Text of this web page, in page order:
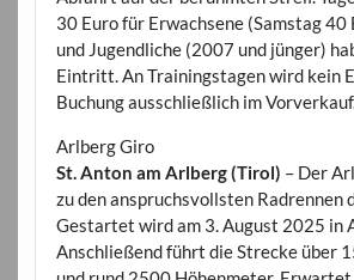
30 Euro für Erwachsene (Samstag 40
und Jugendliche (2007 und jünger)
Eintritt. An Trainingstagen wird kein
Buchung ausschließlich im
Arlberg Giro
St. Anton am Arlberg (Tirol) – Der
zu den anspruchsvollsten Radrennen
Gestartet wird am 3. August 2025 in
Anschließend führt die Strecke über